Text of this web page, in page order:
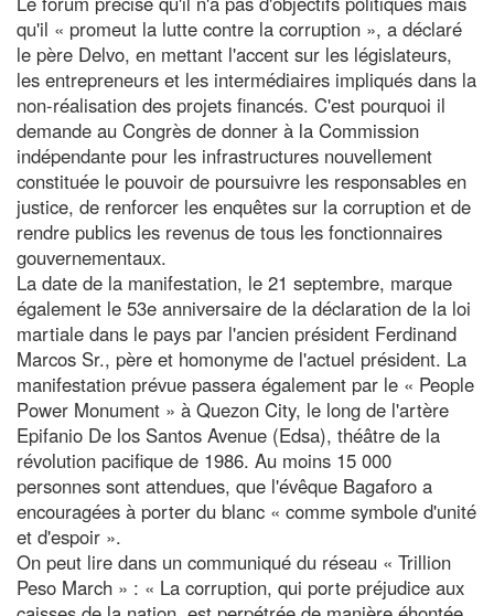
qu'il « promeut la lutte contre la corruption », a déclaré
le père Delvo, en mettant l'accent sur les législateurs,
les entrepreneurs et les intermédiaires impliqués dans la
non-réalisation des projets financés. C'est pourquoi il
demande au Congrès de donner à la Commission
indépendante pour les infrastructures nouvellement
constituée le pouvoir de poursuivre les responsables en
justice, de renforcer les enquêtes sur la corruption et de
rendre publics les revenus de tous les fonctionnaires
gouvernementaux.
La date de la manifestation, le 21 septembre, marque
également le 53e anniversaire de la déclaration de la loi
martiale dans le pays par l'ancien président Ferdinand
Marcos Sr., père et homonyme de l'actuel président. La
manifestation prévue passera également par le « People
Power Monument » à Quezon City, le long de l'artère
Epifanio De los Santos Avenue (Edsa), théâtre de la
révolution pacifique de 1986. Au moins 15 000
personnes sont attendues, que l'évêque Bagaforo a
encouragées à porter du blanc « comme symbole d'unité
et d'espoir ».
On peut lire dans un communiqué du réseau « Trillion
Peso March » : « La corruption, qui porte préjudice aux